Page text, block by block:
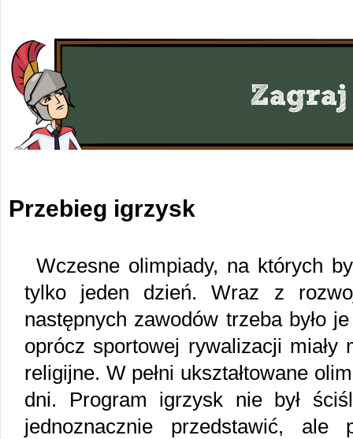
Przebieg igrzysk
Wczesne olimpiady, na których
tylko jeden dzień. Wraz z
następnych zawodów trzeba było
oprócz sportowej rywalizacji miały
religijne. W pełni ukształtowane
dni. Program igrzysk nie był
jednoznacznie przedstawić, ale